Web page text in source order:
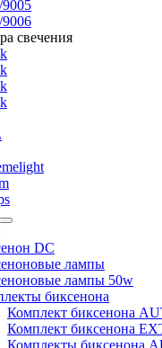
свечения
DC
лампы
лампы 50w
биксенона
Комплект биксенона
Комплект биксенона
Комплекты биксенона